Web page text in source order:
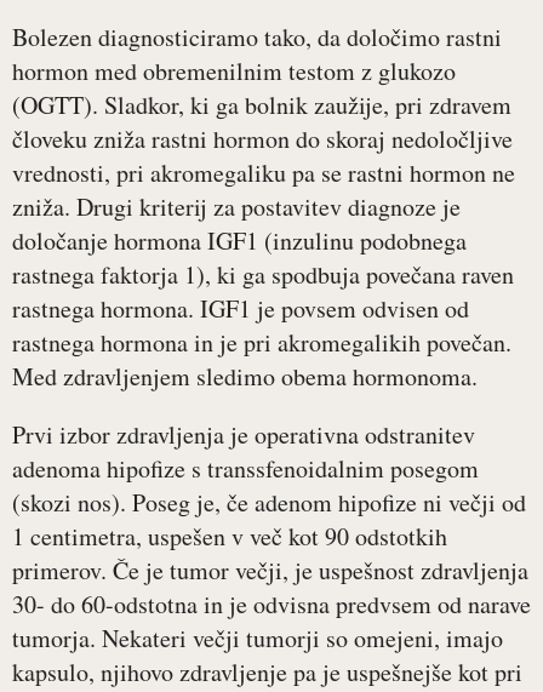
Bolezen diagnosticiramo tako, da določimo rastni
hormon med obremenilnim testom z glukozo
(OGTT). Sladkor, ki ga bolnik zaužije, pri zdravem
človeku zniža rastni hormon do skoraj nedoločljive
vrednosti, pri akromegaliku pa se rastni hormon ne
zniža. Drugi kriterij za postavitev diagnoze je
določanje hormona IGF1 (inzulinu podobnega
rastnega faktorja 1), ki ga spodbuja povečana raven
rastnega hormona. IGF1 je povsem odvisen od
rastnega hormona in je pri akromegalikih povečan.
Med zdravljenjem sledimo obema hormonoma.
Prvi izbor zdravljenja je operativna odstranitev
adenoma hipofize s transsfenoidalnim posegom
(skozi nos). Poseg je, če adenom hipofize ni večji od
1 centimetra, uspešen v več kot 90 odstotkih
primerov. Če je tumor večji, je uspešnost zdravljenja
30- do 60-odstotna in je odvisna predvsem od narave
tumorja. Nekateri večji tumorji so omejeni, imajo
kapsulo, njihovo zdravljenje pa je uspešnejše kot pri